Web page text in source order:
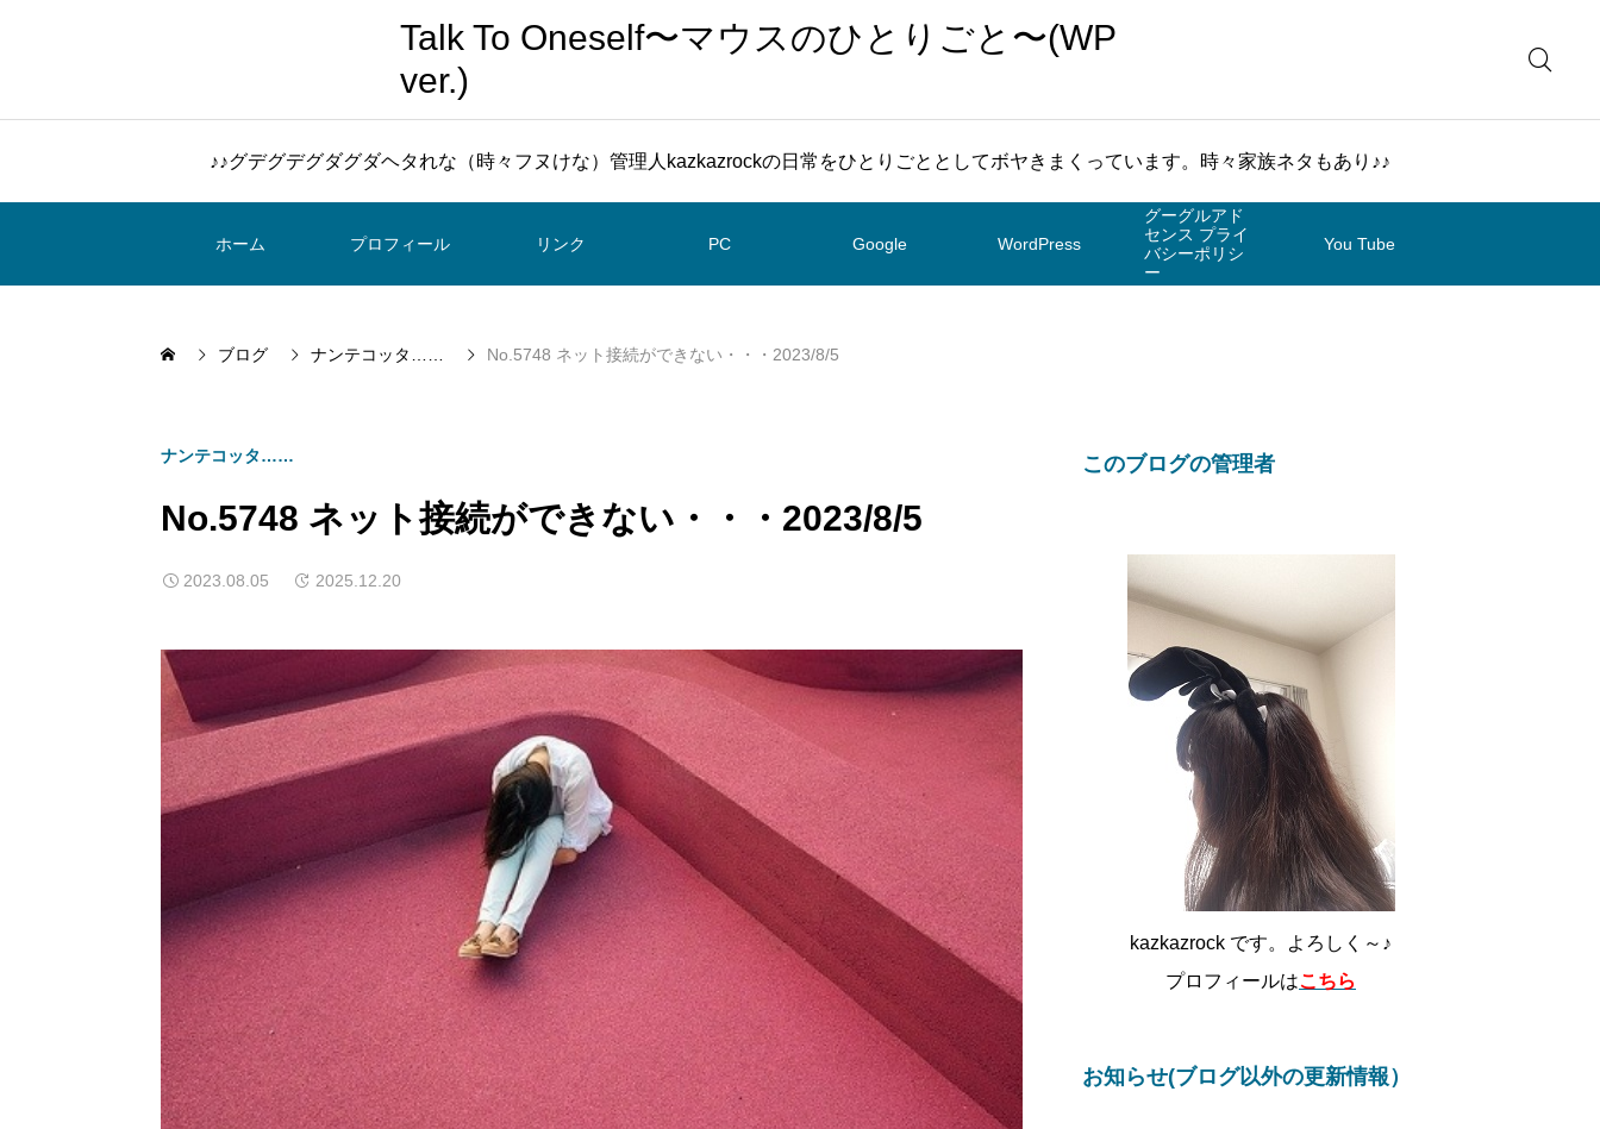
Talk To Oneself〜マウスのひとりごと〜(WP
ver.)
♪♪グデグデグダグダヘタれな（時々フヌけな）管理人kazkazrockの日常をひとりごととしてボヤきまくっています。時々家族ネタもあり♪♪
ホーム プロフィール リンク PC Google WordPress
グーグルアド
センス プライ
バシーポリシ
ー
You Tube
ブログ ナンテコッタ…… No.5748 ネット接続ができない・・・2023/8/5
ナンテコッタ……
No.5748 ネット接続ができない・・・2023/8/5
2023.08.05 2025.12.20
このブログの管理者
kazkazrock です。よろしく～♪
プロフィールはこちら
お知らせ(ブログ以外の更新情報）